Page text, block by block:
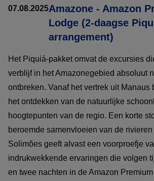
07.08.2025Amazone - Amazon
Lodge (2-daagse
arrangement)
Het Piquiá-pakket omvat de excursies
verblijf in het Amazonegebied absoluut
ontbreken. Vanaf het vertrek uit Manaus
het ontdekken van de natuurlijke
hoogtepunten van de regio. Een korte
beroemde samenvloeien van de
Solimões geeft alvast een voorproefje
indrukwekkende ervaringen die volgen
en twee nachten in de Amazon